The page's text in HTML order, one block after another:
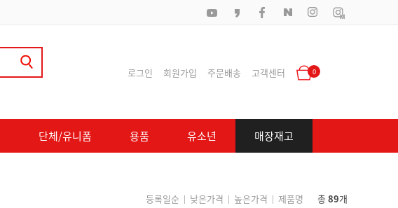
로그인 회원가입 주문배송 고객센터 0
단체/유니폼 용품 유소년 매장재고
등록일순 | 낮은가격 | 높은가격 | 제품명 총89개